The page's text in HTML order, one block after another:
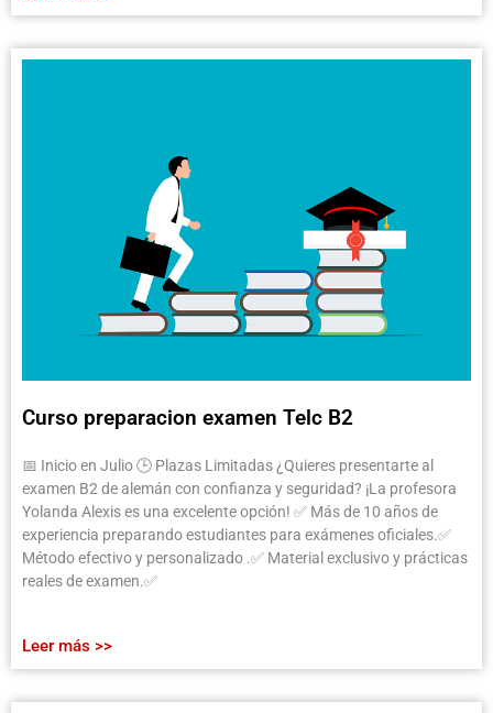
Curso preparacion examen Telc B2
📅 Inicio en Julio 🕒 Plazas Limitadas ¿Quieres presentarte al
examen B2 de alemán con confianza y seguridad? ¡La profesora
Yolanda Alexis es una excelente opción! ✅ Más de 10 años de
experiencia preparando estudiantes para exámenes oficiales.✅
Método efectivo y personalizado .✅ Material exclusivo y prácticas
reales de examen.✅
Leer más >>